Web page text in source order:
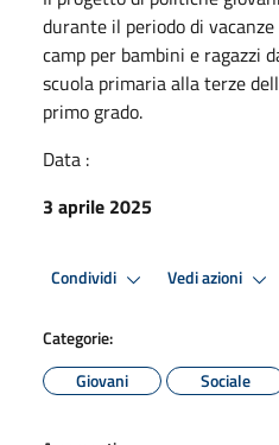
durante il periodo di
camp per bambini e ragazzi
scuola primaria alla terze
primo grado.
Data :
3 aprile 2025
Condividi Vedi azioni
Categorie:
Giovani
Sociale